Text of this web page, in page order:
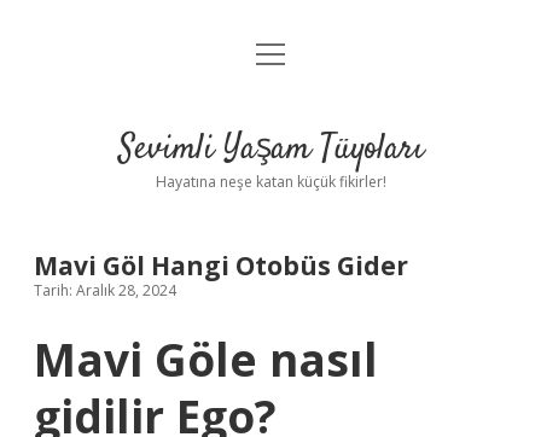
Anasayfa
Yasal Uyarı
menüyü
Sevimli Yaşam Tüyoları
Hayatına neşe katan küçük fikirler!
Mavi Göl Hangi Otobüs Gider
Tarih: Aralık 28, 2024
Mavi Göle nasıl
gidilir Ego?